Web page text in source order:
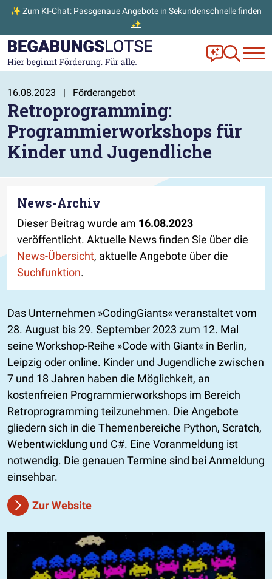
✨ Zum KI-Chat: Passgenaue Angebote in Sekundenschnelle finden
✨
Zum Hauptinhalt der Seite springen
Zur Startseite gehen Frag Ella!
Zur
16.08.2023 | Förderangebot
Retroprogramming:
Programmierworkshops für
Kinder und Jugendliche
News-Archiv
Dieser Beitrag wurde am 16.08.2023
veröffentlicht. Aktuelle News finden Sie über die
News-Übersicht, aktuelle Angebote über die
Suchfunktion.
Das Unternehmen »CodingGiants« veranstaltet vom
28. August bis 29. September 2023 zum 12. Mal
seine Workshop-Reihe »Code with Giant« in Berlin,
Leipzig oder online. Kinder und Jugendliche zwischen
7 und 18 Jahren haben die Möglichkeit, an
kostenfreien Programmierworkshops im Bereich
Retroprogramming teilzunehmen. Die Angebote
gliedern sich in die Themenbereiche Python, Scratch,
Webentwicklung und C#. Eine Voranmeldung ist
notwendig. Die genauen Termine sind bei Anmeldung
einsehbar.
Zur Website